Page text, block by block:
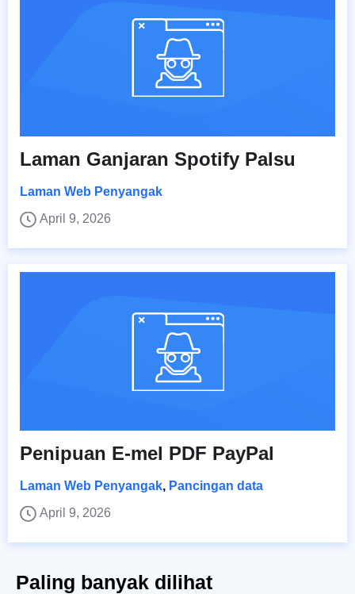
Laman Ganjaran Spotify Palsu
Laman Web Penyangak
April 9, 2026
Penipuan E-mel PDF PayPal
Laman Web Penyangak, Pancingan data
April 9, 2026
Paling banyak dilihat